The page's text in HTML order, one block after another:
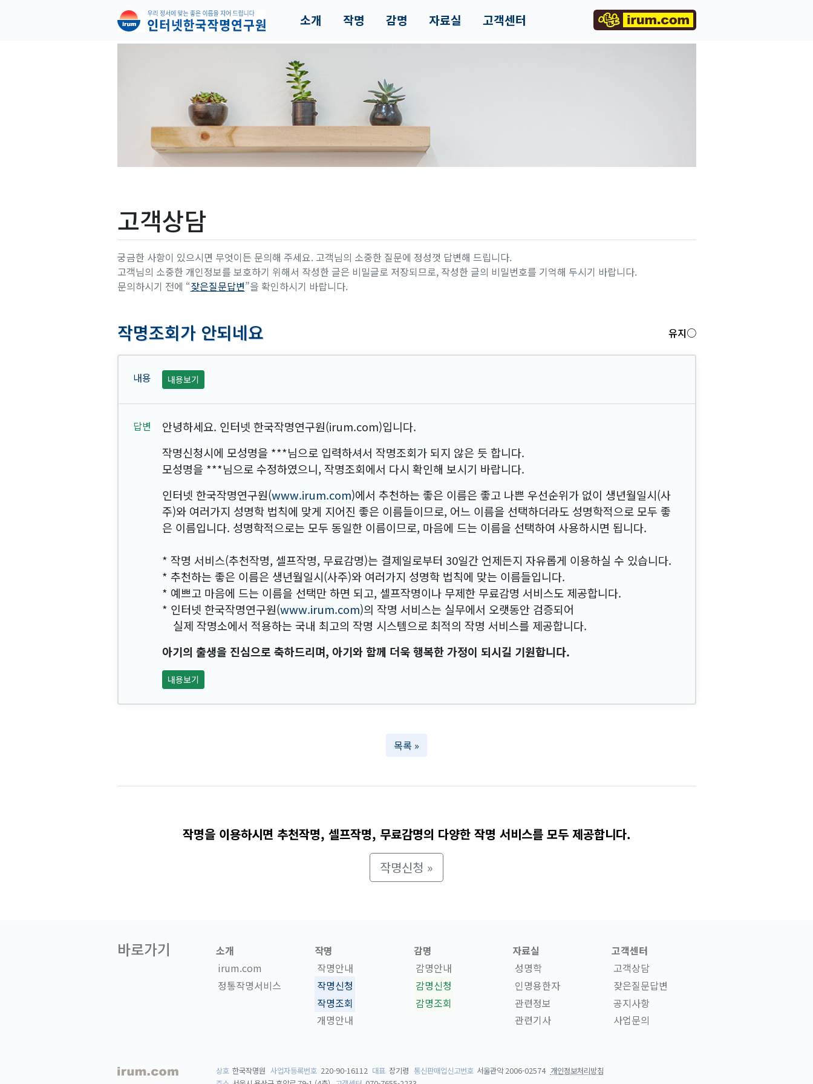
소개 작명 감명 자료실 고객센터
고객상담
궁금한 사항이 있으시면 무엇이든 문의해 주세요. 고객님의 소중한 질문에 정성껏 답변해 드립니다.
고객님의 소중한 개인정보를 보호하기 위해서 작성한 글은 비밀글로 저장되므로, 작성한 글의 비밀번호를 기억해 두시기 바랍니다.
문의하시기 전에 “잦은질문답변”을 확인하시기 바랍니다.
작명조회가 안되네요 유지○
내용보기
안녕하세요. 인터넷 한국작명연구원(irum.com)입니다.
작명신청시에 모성명을 ***님으로 입력하셔서 작명조회가 되지 않은 듯 합니다.
모성명을 ***님으로 수정하였으니, 작명조회에서 다시 확인해 보시기 바랍니다.
인터넷 한국작명연구원(www.irum.com)에서 추천하는 좋은 이름은 좋고 나쁜 우선순위가 없이 생년월일시(사
주)와 여러가지 성명학 법칙에 맞게 지어진 좋은 이름들이므로, 어느 이름을 선택하더라도 성명학적으로 모두 좋
은 이름입니다. 성명학적으로는 모두 동일한 이름이므로, 마음에 드는 이름을 선택하여 사용하시면 됩니다.
* 작명 서비스(추천작명, 셀프작명, 무료감명)는 결제일로부터 30일간 언제든지 자유롭게 이용하실 수 있습니다.
* 추천하는 좋은 이름은 생년월일시(사주)와 여러가지 성명학 법칙에 맞는 이름들입니다.
* 예쁘고 마음에 드는 이름을 선택만 하면 되고, 셀프작명이나 무제한 무료감명 서비스도 제공합니다.
* 인터넷 한국작명연구원(www.irum.com)의 작명 서비스는 실무에서 오랫동안 검증되어
실제 작명소에서 적용하는 국내 최고의 작명 시스템으로 최적의 작명 서비스를 제공합니다.
아기의 출생을 진심으로 축하드리며, 아기와 함께 더욱 행복한 가정이 되시길 기원합니다.
내용보기
목록 »
작명을 이용하시면 추천작명, 셀프작명, 무료감명의 다양한 작명 서비스를 모두 제공합니다.
작명신청 »
바로가기
소개
irum.com
정통작명서비스
작명
작명안내
작명신청
작명조회
개명안내
감명
감명안내
감명신청
감명조회
자료실
성명학
인명용한자
관련정보
관련기사
고객센터
고객상담
잦은질문답변
공지사항
사업문의
상호 한국작명원 사업자등록번호 220-90-16112 대표 장기령 통신판매업신고번호 서울관악 2006-02574 개인정보처리방침